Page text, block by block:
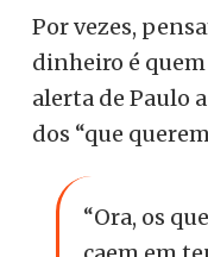
Por vezes,
dinheiro é
alerta de Paulo
dos “que
“Ora, os